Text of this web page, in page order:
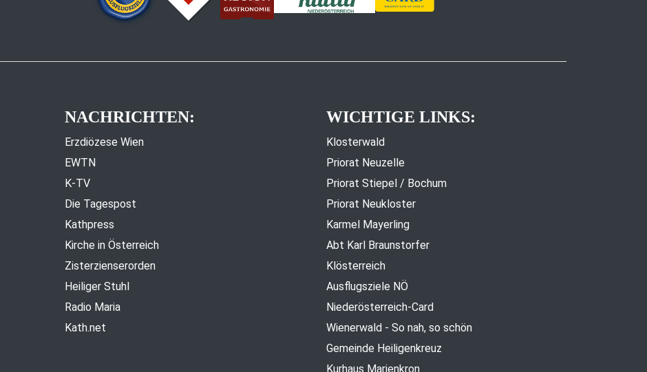
NACHRICHTEN:
Erzdiözese Wien
EWTN
K-TV
Die Tagespost
Kathpress
Kirche in Österreich
Zisterzienserorden
Heiliger Stuhl
Radio Maria
Kath.net
WICHTIGE LINKS:
Klosterwald
Priorat Neuzelle
Priorat Stiepel / Bochum
Priorat Neukloster
Karmel Mayerling
Abt Karl Braunstorfer
Klösterreich
Ausflugsziele NÖ
Niederösterreich-Card
Wienerwald - So nah, so schön
Gemeinde Heiligenkreuz
Kurhaus Marienkron